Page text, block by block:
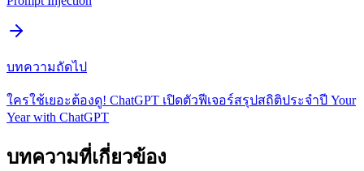
บทความถัดไป
ใครใช้เยอะต้องดู! ChatGPT เปิดตัวฟีเจอร์สรุปสถิติประจำปี Your
Year with ChatGPT
บทความที่เกี่ยวข้อง